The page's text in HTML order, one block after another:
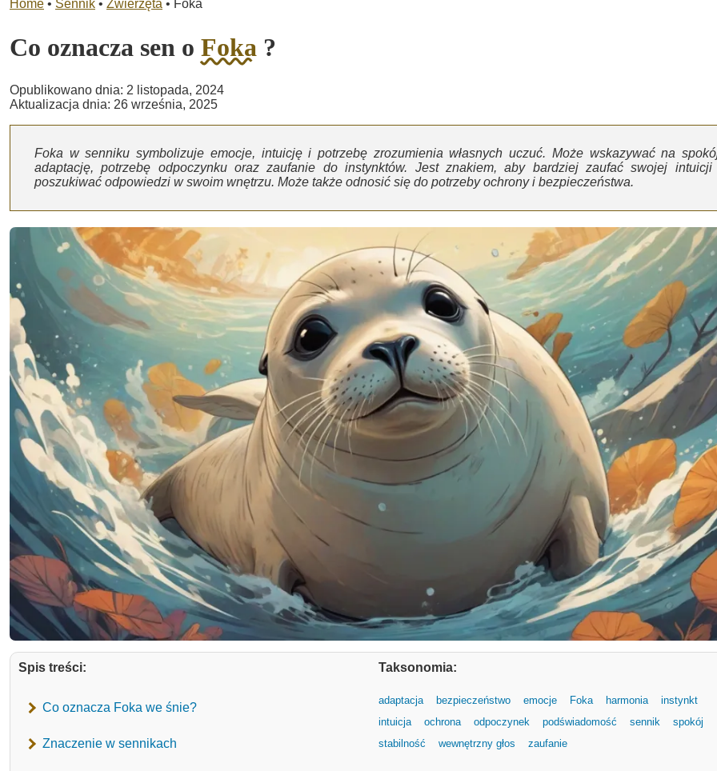
Home • Sennik • Zwierzęta • Foka
Co oznacza sen o Foka ?
Opublikowano dnia: 2 listopada, 2024
Aktualizacja dnia: 26 września, 2025
Foka w senniku symbolizuje emocje, intuicję i potrzebę zrozumienia własnych uczuć. Może wskazywać na
adaptację, potrzebę odpoczynku oraz zaufanie do instynktów. Jest znakiem, aby bardziej zaufać swojej
poszukiwać odpowiedzi w swoim wnętrzu. Może także odnosić się do potrzeby ochrony i bezpieczeństwa.
Spis treści:
Co oznacza Foka we śnie?
Znaczenie w sennikach
Taksonomia:
adaptacja bezpieczeństwo emocje Foka harmonia
instynkt
intuicja
ochrona odpoczynek podświadomość sennik
spokój
stabilność
wewnętrzny głos zaufanie